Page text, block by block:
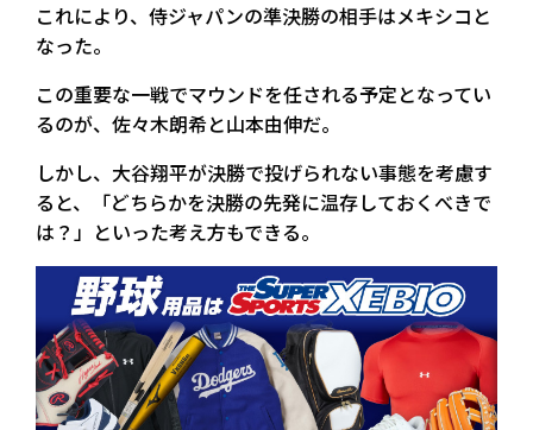
これにより、侍ジャパンの準決勝の相手はメキシコと
なった。
この重要な一戦でマウンドを任される予定となってい
るのが、佐々木朗希と山本由伸だ。
しかし、大谷翔平が決勝で投げられない事態を考慮す
ると、「どちらかを決勝の先発に温存しておくべきで
は？」といった考え方もできる。